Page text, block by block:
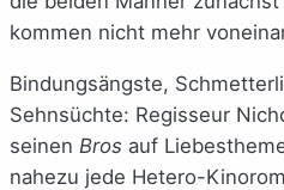
kommen nicht mehr
Bindungsängste,
Sehnsüchte: Regisseur
seinen Bros auf
nahezu jede Hetero-